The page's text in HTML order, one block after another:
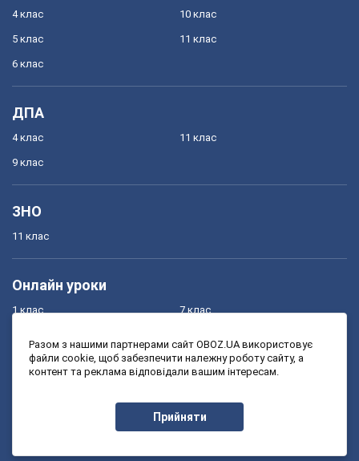
4 клас
5 клас
6 клас
10 клас
11 клас
ДПА
4 клас
9 клас
11 клас
ЗНО
11 клас
Онлайн уроки
1 клас
3 клас
7 клас
9 клас
Разом з нашими партнерами сайт OBOZ.UA використовує
файли cookie, щоб забезпечити належну роботу сайту, а
контент та реклама відповідали вашим інтересам.
Прийняти